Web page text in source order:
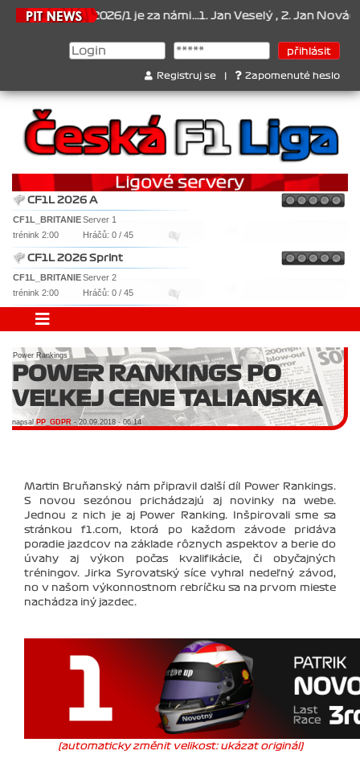
2026/1 je za námi...1. Jan Veselý , 2. Jan Nováček , 3.
Registruj se Zapomenuté heslo
CF1L 2026 A
CF1L_BRITANIEServer 1
trénink 2:00
Hráčů: 0 / 45
CF1L 2026 Sprint
CF1L_BRITANIEServer 2
trénink 2:00
Hráčů: 0 / 45
Power Rankings
POWER RANKINGS PO
VEĽKEJ CENE TALIANSKA
napsal PP_GDPR - 20.09.2018 - 06:14
Martin Bruňanský nám připravil další díl Power Rankings.
S novou sezónou prichádzajú aj novinky na webe.
Jednou z nich je aj Power Ranking. Inšpirovali sme sa
stránkou f1.com, ktorá po každom závode pridáva
poradie jazdcov na základe rôznych aspektov a berie do
úvahy aj výkon počas kvalifikácie, či obyčajných
tréningov. Jirka Syrovatský síce vyhral nedeľný závod,
no v našom výkonnostnom rebríčku sa na prvom mieste
nachádza iný jazdec.
(automaticky změnit velikost: ukázat originál)